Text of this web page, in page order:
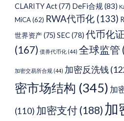
CLARITY Act(77) DeFi合规(83)
MiCA(62) RWA代币化 (133)
世界资产(75) SEC(78) 代币化
(167) 债券代币化 (44) 全球监管
加密交易所合规 (44) 加密反洗钱
密市场结构 (345) 加
(110) 加密支付 (188) 加